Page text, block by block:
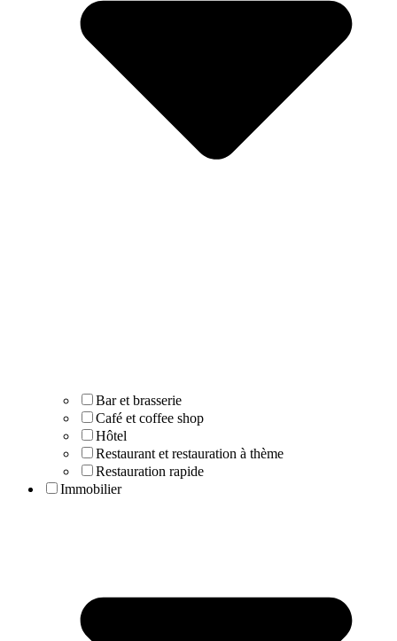
Bar et brasserie
Café et coffee shop
Hôtel
Restaurant et restauration à thème
Restauration rapide
Immobilier